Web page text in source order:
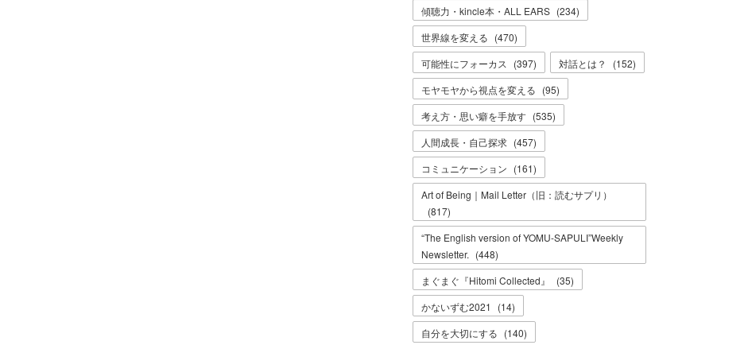
傾聴力・kincle本・ALL EARS (234)
世界線を変える (470)
可能性にフォーカス
(397) 対話とは？ (152)
モヤモヤから視点を変える (95)
考え方・思い癖を手放す (535)
人間成長・自己探求 (457)
コミュニケーション (161)
Art of Being｜Mail Letter（旧：読むサプリ）
(817)
“The English version of YOMU-SAPULI”Weekly
Newsletter. (448)
まぐまぐ『Hitomi Collected』
(35)
かないずむ2021
(14)
自分を大切にする (140)